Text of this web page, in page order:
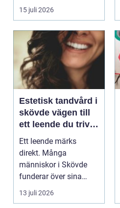
15 juli 2026
Estetisk tandvård i
skövde vägen till
ett leende du trivs
med
Ett leende märks
direkt. Många
människor i Skövde
funderar över sina
tänder, men skjuter
upp att gör...
13 juli 2026